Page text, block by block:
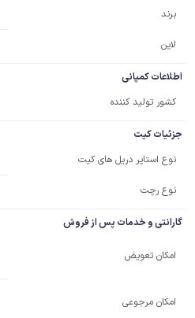
برند
لاین
اطلاعات کمپانی
کشور تولید کننده
جزئیات کیت
نوع استاپر دریل های کیت
نوع رچت
گارانتی و خدمات پس از فروش
امکان تعویض
امکان مرجوعی